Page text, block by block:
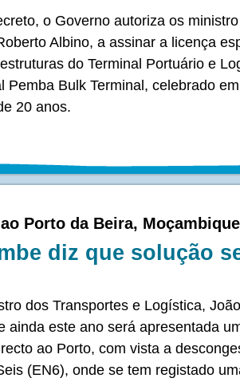
o Governo autoriza os
Albino, a assinar a licença
do Terminal Portuário e
Pemba Bulk Terminal, celebrado
20 anos.
Porto da Beira,
diz que solução
dos Transportes e Logística,
ainda este ano será apresentada
ao Porto, com vista a
(EN6), onde se tem registado